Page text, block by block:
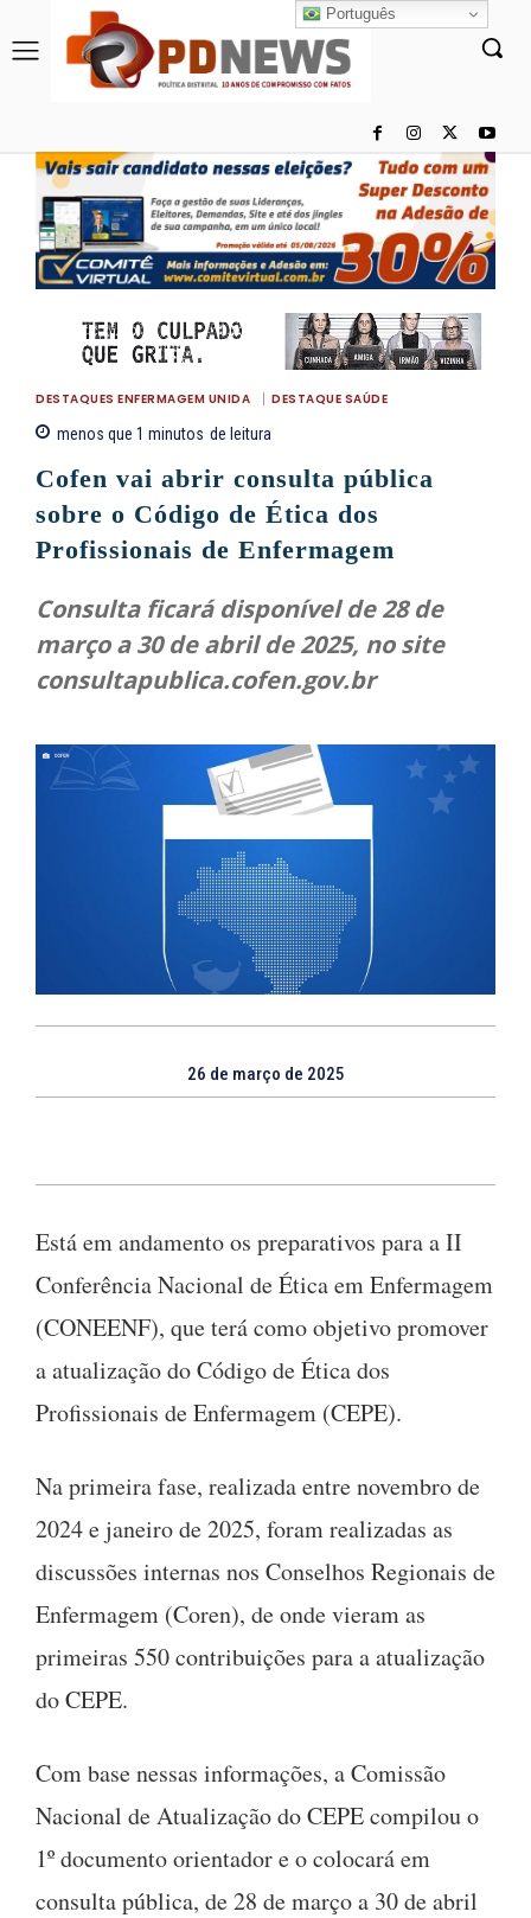
DESTAQUES ENFERMAGEM UNIDA DESTAQUE SAÚDE
menos que 1 minutos de leitura
Cofen vai abrir consulta pública
sobre o Código de Ética dos
Profissionais de Enfermagem
Consulta ficará disponível de 28 de
março a 30 de abril de 2025, no site
consultapublica.cofen.gov.br
26 de março de 2025
Está em andamento os preparativos para a II
Conferência Nacional de Ética em Enfermagem
(CONEENF), que terá como objetivo promover
a atualização do Código de Ética dos
Profissionais de Enfermagem (CEPE).
Na primeira fase, realizada entre novembro de
2024 e janeiro de 2025, foram realizadas as
discussões internas nos Conselhos Regionais de
Enfermagem (Coren), de onde vieram as
primeiras 550 contribuições para a atualização
do CEPE.
Com base nessas informações, a Comissão
Nacional de Atualização do CEPE compilou o
1º documento orientador e o colocará em
consulta pública, de 28 de março a 30 de abril
Português